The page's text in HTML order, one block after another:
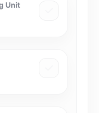
Unit